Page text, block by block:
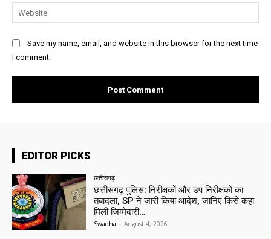
Save my name, email, and website in this browser for the next time
I comment.
EDITOR PICKS
छत्तीसगढ़
छत्तीसगढ़ पुलिस: निरीक्षकों और उप निरीक्षकों का
तबादला, SP ने जारी किया आदेश, जानिए किसे कहां
मिली जिम्मेदारी…
Swadha - August 4, 2026